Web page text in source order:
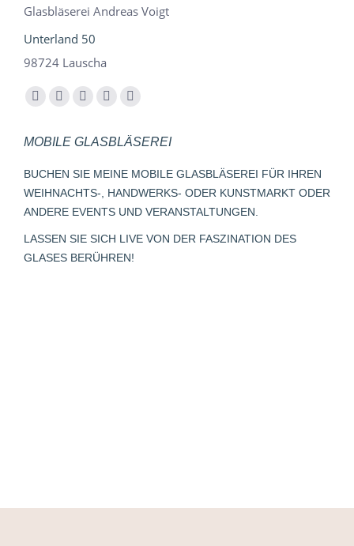
Glasbläserei Andreas Voigt
Unterland 50
98724 Lauscha
Finden Sie uns auf:
Facebook
opens
in
new
window
YouTube
opens
in
new
window
Instagram
opens
in
new
window
E-
page
opens
in
new
Whatsapp
opens
in
new
window
MOBILE GLASBLÄSEREI
BUCHEN SIE MEINE MOBILE GLASBLÄSEREI FÜR IHREN
WEIHNACHTS-, HANDWERKS- ODER KUNSTMARKT ODER
ANDERE EVENTS UND VERANSTALTUNGEN.
LASSEN SIE SICH LIVE VON DER FASZINATION DES
GLASES BERÜHREN!